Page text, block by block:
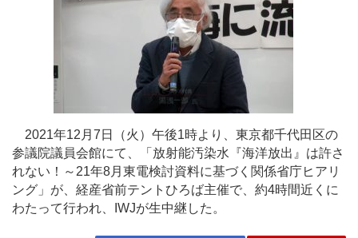
2021年12月7日（火）午後1時より、東京都千代田区の
参議院議員会館にて、「放射能汚染水『海洋放出』は許さ
れない！～21年8月東電検討資料に基づく関係省庁ヒアリ
ング」が、経産省前テントひろば主催で、約4時間近くに
わたって行われ、IWJが生中継した。